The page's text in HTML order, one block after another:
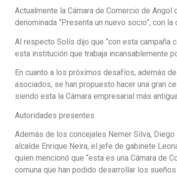
Actualmente la Cámara de Comercio de
denominada “Presenta un nuevo socio”, con
Al respecto Solís dijo que “con esta campaña
esta institución que trabaja incansablemente
En cuanto a los próximos desafíos, además
asociados, se han propuesto hacer una gran
siendo esta la Cámara empresarial más
Autoridades presentes
Además de los concejales Nemer Silva,
alcalde Enrique Neira, el jefe de gabinete
quien mencionó que “esta es una Cámara de
comuna que han podido desarrollar los